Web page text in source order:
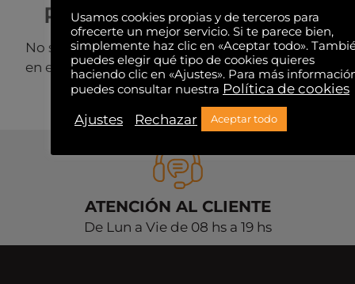
Productos relacionados
No se encontraron productos relacionados
en este producto.
ATENCIÓN AL CLIENTE
De Lun a Vie de 08 hs a 19 hs
Usamos cookies propias y de terceros para
ofrecerte un mejor servicio. Si te parece bien,
simplemente haz clic en «Aceptar todo».
puedes elegir qué tipo de cookies quieres
haciendo clic en «Ajustes». Para más
puedes consultar nuestra Política de cookies
Ajustes
Rechazar Aceptar todo